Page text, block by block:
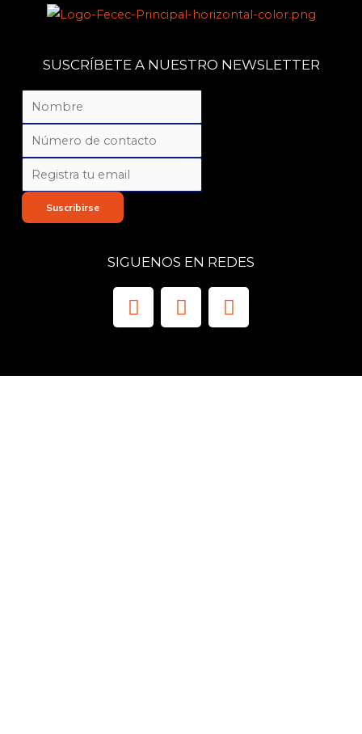
SUSCRÍBETE A NUESTRO NEWSLETTER
Suscribirse
SIGUENOS EN REDES
F
a
b
X
-
i
I
n
a